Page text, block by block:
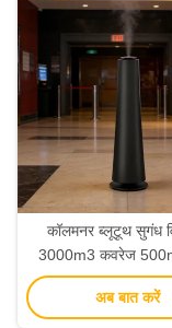
कॉलमनर ब्लूटूथ सुगंध
3000m3 कवरेज
एयर डिफ्यूज़र
अब बात करें